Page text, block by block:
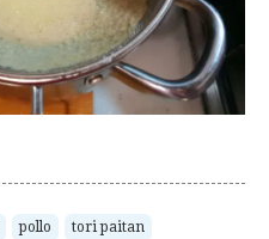
pollo tori paitan